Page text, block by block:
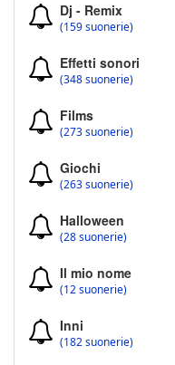
Dj - Remix
(159 suonerie)
Effetti sonori
(348 suonerie)
Films
(273 suonerie)
Giochi
(263 suonerie)
Halloween
(28 suonerie)
Il mio nome
(12 suonerie)
Inni
(182 suonerie)